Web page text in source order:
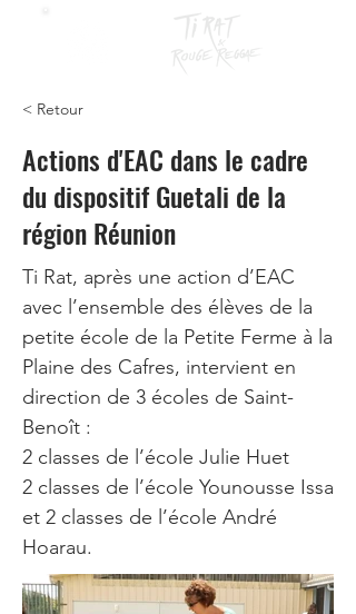
< Retour
Actions d'EAC dans le cadre
du dispositif Guetali de la
région Réunion
Ti Rat, après une action d’EAC
avec l’ensemble des élèves de la
petite école de la Petite Ferme à la
Plaine des Cafres, intervient en
direction de 3 écoles de Saint-
Benoît :
2 classes de l’école Julie Huet
2 classes de l’école Younousse Issa
et 2 classes de l’école André
Hoarau.